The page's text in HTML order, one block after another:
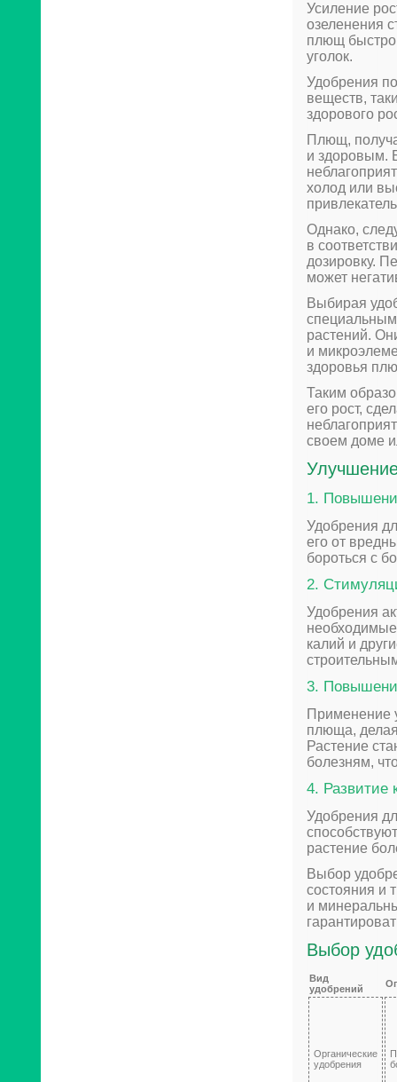
Усиление
озеленения
плющ быстро
уголок.
Удобрения
веществ,
здорового
Плющ,
и здоровым.
холод или
Однако,
в
дозировку.
может
Выбирая
растений.
и
здоровья
Таким
его рост,
своем доме
1.
Удобрения
его от
бороться с
2.
Удобрения
калий и
3.
Применение
плюща,
Растение
болезням,
4. Развитие
Удобрения
растение
Выбор
состояния и
и
Выбор
Вид
удобрений
Органические
удобрения